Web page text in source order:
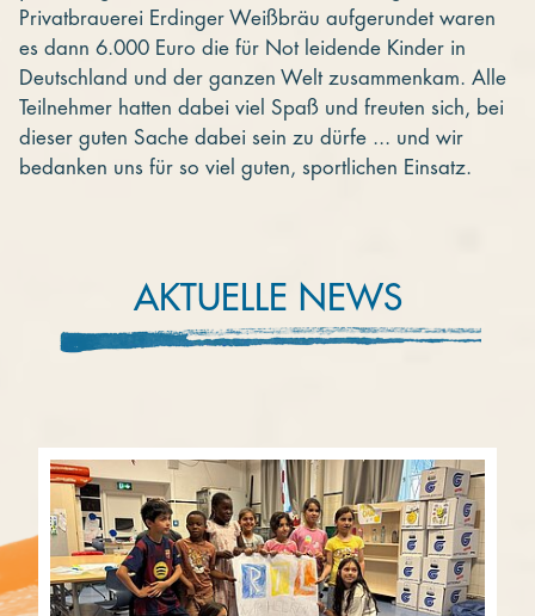
Privatbrauerei Erdinger Weißbräu aufgerundet waren
es dann 6.000 Euro die für Not leidende Kinder in
Deutschland und der ganzen Welt zusammenkam. Alle
Teilnehmer hatten dabei viel Spaß und freuten sich, bei
dieser guten Sache dabei sein zu dürfe ... und wir
bedanken uns für so viel guten, sportlichen Einsatz.
AKTUELLE NEWS